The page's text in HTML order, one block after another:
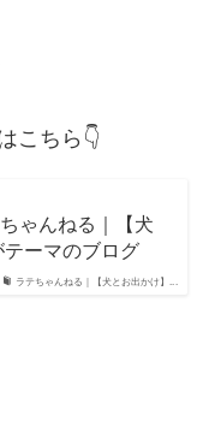
こちら👇
ラテちゃんねる｜【犬とお出かけ】...
ゃんねる｜【犬
ーマのブログ